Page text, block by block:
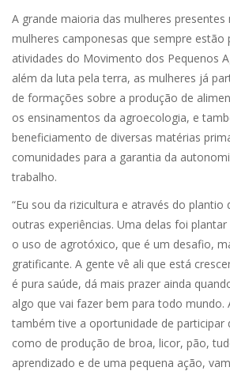
A grande maioria das mulheres
mulheres camponesas que sempre estão
atividades do Movimento dos Pequenos
além da luta pela terra, as mulheres já
de formações sobre a produção de
os ensinamentos da agroecologia, e
beneficiamento de diversas matérias
comunidades para a garantia da
trabalho.
“Eu sou da rizicultura e através do plantio
outras experiências. Uma delas foi
o uso de agrotóxico, que é um desafio,
gratificante. A gente vê ali que está
é pura saúde, dá mais prazer ainda
algo que vai fazer bem para todo mundo.
também tive a oportunidade de participar
como de produção de broa, licor, pão,
aprendizado e de uma pequena ação,